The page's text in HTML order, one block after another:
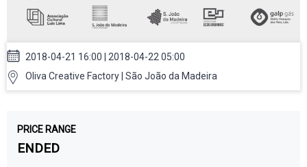
2018-04-21 16:00 | 2018-04-22 05:00
Oliva Creative Factory | São João da Madeira
PRICE RANGE
ENDED